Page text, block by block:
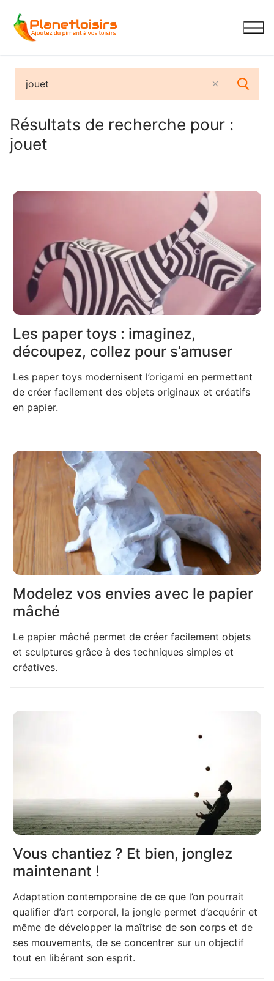
contenu
Résultats de recherche pour :
jouet
Les paper toys : imaginez,
découpez, collez pour s’amuser
Les paper toys modernisent l’origami en permettant
de créer facilement des objets originaux et créatifs
en papier.
Modelez vos envies avec le papier
mâché
Le papier mâché permet de créer facilement objets
et sculptures grâce à des techniques simples et
créatives.
Vous chantiez ? Et bien, jonglez
maintenant !
Adaptation contemporaine de ce que l’on pourrait
qualifier d’art corporel, la jongle permet d’acquérir et
même de développer la maîtrise de son corps et de
ses mouvements, de se concentrer sur un objectif
tout en libérant son esprit.